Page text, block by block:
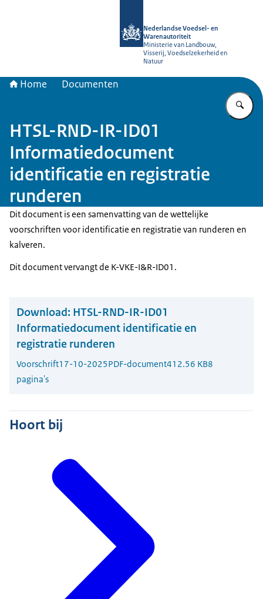
Nederlandse Voedsel- en
Warenautoriteit
Ministerie van Landbouw,
Visserij, Voedselzekerheid en
Natuur
Home Documenten
HTSL-RND-IR-ID01
Informatiedocument
identificatie en registratie
runderen
Dit document is een samenvatting van de wettelijke
voorschriften voor identificatie en registratie van runderen en
kalveren.
Dit document vervangt de K-VKE-I&R-ID01.
Download: HTSL-RND-IR-ID01
Informatiedocument identificatie en
registratie runderen
Voorschrift17-10-2025PDF-document412.56 KB8
pagina's
Hoort bij